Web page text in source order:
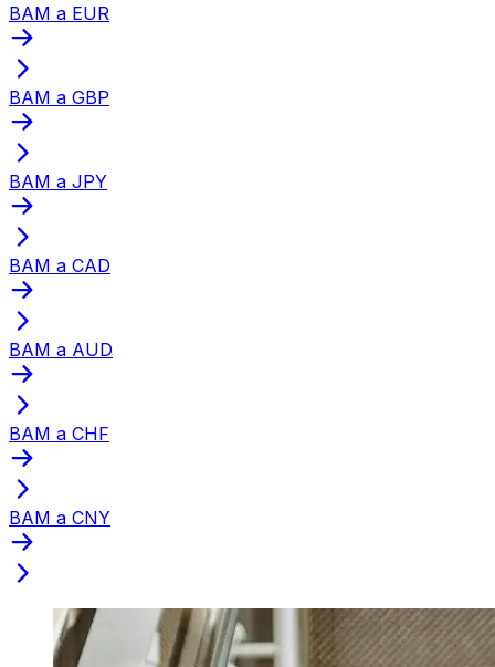
BAM a EUR
BAM a GBP
BAM a JPY
BAM a CAD
BAM a AUD
BAM a CHF
BAM a CNY